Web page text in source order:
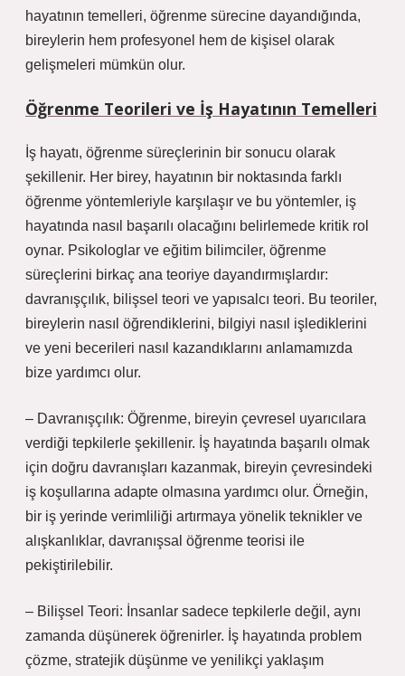
hayatının temelleri, öğrenme sürecine dayandığında,
bireylerin hem profesyonel hem de kişisel olarak
gelişmeleri mümkün olur.
Öğrenme Teorileri ve İş Hayatının Temelleri
İş hayatı, öğrenme süreçlerinin bir sonucu olarak
şekillenir. Her birey, hayatının bir noktasında farklı
öğrenme yöntemleriyle karşılaşır ve bu yöntemler, iş
hayatında nasıl başarılı olacağını belirlemede kritik rol
oynar. Psikologlar ve eğitim bilimciler, öğrenme
süreçlerini birkaç ana teoriye dayandırmışlardır:
davranışçılık, bilişsel teori ve yapısalcı teori. Bu teoriler,
bireylerin nasıl öğrendiklerini, bilgiyi nasıl işlediklerini
ve yeni becerileri nasıl kazandıklarını anlamamızda
bize yardımcı olur.
– Davranışçılık: Öğrenme, bireyin çevresel uyarıcılara
verdiği tepkilerle şekillenir. İş hayatında başarılı olmak
için doğru davranışları kazanmak, bireyin çevresindeki
iş koşullarına adapte olmasına yardımcı olur. Örneğin,
bir iş yerinde verimliliği artırmaya yönelik teknikler ve
alışkanlıklar, davranışsal öğrenme teorisi ile
pekiştirilebilir.
– Bilişsel Teori: İnsanlar sadece tepkilerle değil, aynı
zamanda düşünerek öğrenirler. İş hayatında problem
çözme, stratejik düşünme ve yenilikçi yaklaşım